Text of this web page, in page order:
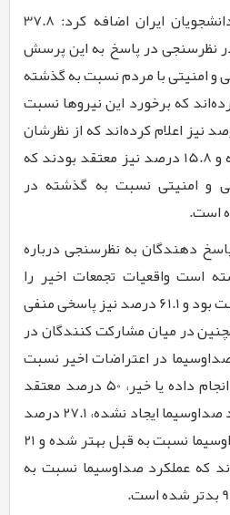
ایران اضافه کرد: 37.8
نظرسنجی در پاسخ به این پرسش
و امنیتی با مردم نسبت به گذشته
که برخورد این نیروها نسبت
نیز اعلام کرده‌اند که از نظرشان
و15.8درصد نیز معتقد بودند که
و امنیتی نسبت به گذشته در
است.
دهندگان به نظرسنجی درباره
است واقعیات تجمعات اخیر را
بود و61.1درصد نیز پاسخی منفی
در میان مشارکت کنندگان در
صداوسیما در اعتراضات اخیر نسبت
داده یا خیر، ۵0درصد معتقد
صداوسیما ایجاد نشده،27.1درصد
نسبت به قبل بهتر شده و21
که عملکرد صداوسیما نسبت به
بدتر شده است.